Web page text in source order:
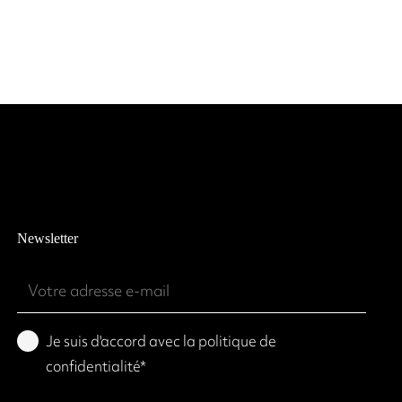
Newsletter
Emailadres
(Required)
Privacy
policy
Je suis d'accord avec la politique de
confidentialité*